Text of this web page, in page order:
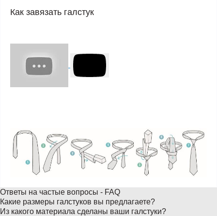
Как завязать галстук
Ответы на частые вопросы - FAQ
Какие размеры галстуков вы предлагаете?
Из какого материала сделаны ваши галстуки?